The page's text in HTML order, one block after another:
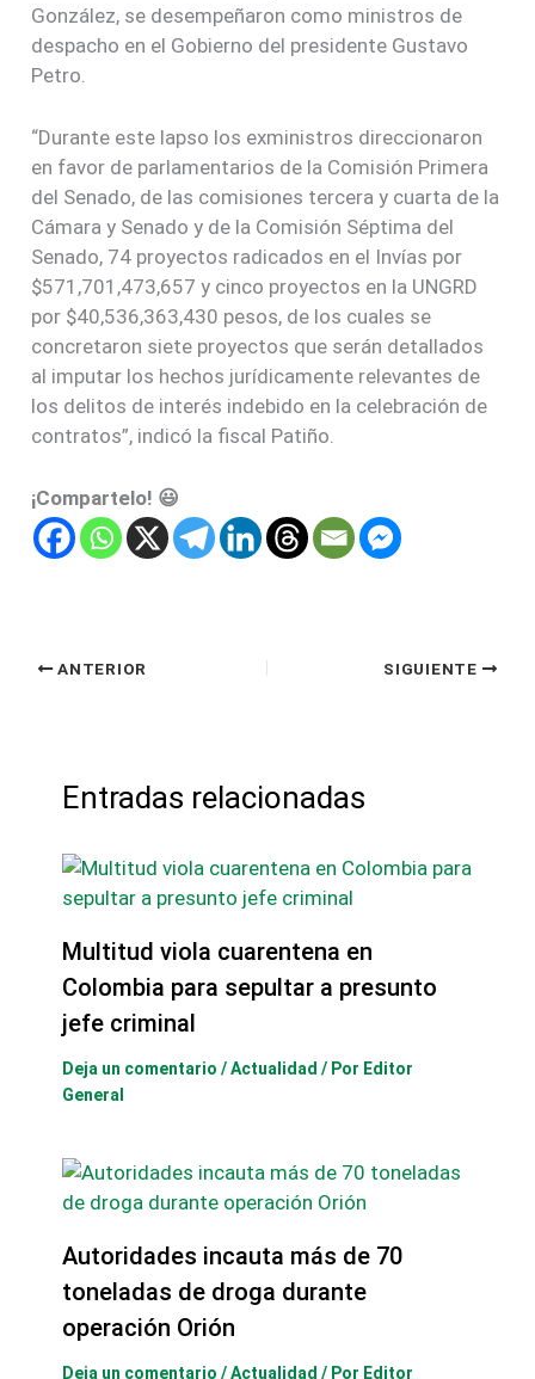
González, se desempeñaron como ministros de
despacho en el Gobierno del presidente Gustavo
Petro.
“Durante este lapso los exministros direccionaron
en favor de parlamentarios de la Comisión Primera
del Senado, de las comisiones tercera y cuarta de la
Cámara y Senado y de la Comisión Séptima del
Senado, 74 proyectos radicados en el Invías por
$571,701,473,657 y cinco proyectos en la UNGRD
por $40,536,363,430 pesos, de los cuales se
concretaron siete proyectos que serán detallados
al imputar los hechos jurídicamente relevantes de
los delitos de interés indebido en la celebración de
contratos”, indicó la fiscal Patiño.
¡Compartelo! 😃
ANTERIOR SIGUIENTE
Entradas relacionadas
Multitud viola cuarentena en
Colombia para sepultar a presunto
jefe criminal
Deja un comentario /Actualidad / Por Editor
General
Autoridades incauta más de 70
toneladas de droga durante
operación Orión
Deja un comentario /Actualidad / Por Editor